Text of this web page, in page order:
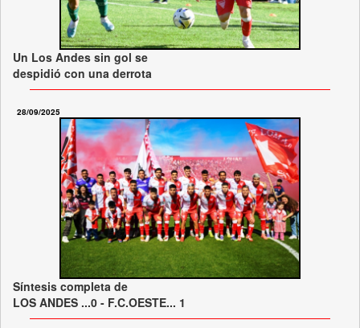
Un Los Andes sin gol se
despidió con una derrota
28/09/2025
Síntesis completa de
LOS ANDES ...0 - F.C.OESTE... 1